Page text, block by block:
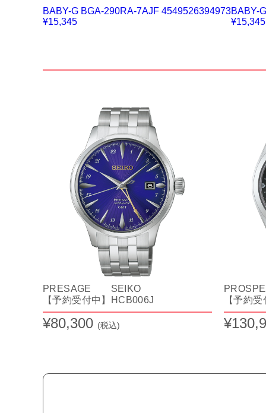
BABY-G BGA-290RA-7AJF 4549526394973
¥15,345
BABY-
¥15,345
PRESAGE SEIKO
【予約受付中】HCB006J
¥80,300 (税込)
【予約